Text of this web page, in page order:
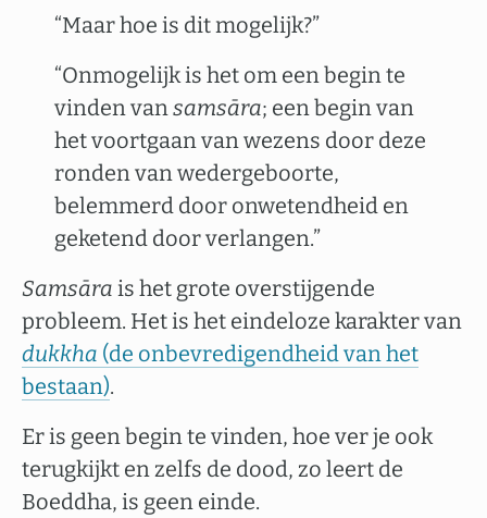
“Maar hoe is dit mogelijk?”
“Onmogelijk is het om een begin te
vinden vansamsāra; een begin van
het voortgaan van wezens door deze
ronden van wedergeboorte,
belemmerd door onwetendheid en
geketend door verlangen.”
Samsāra is het grote overstijgende
probleem. Het is het eindeloze karakter van
dukkha (de onbevredigendheid van het
bestaan).
Er is geen begin te vinden, hoe ver je ook
terugkijkt en zelfs de dood, zo leert de
Boeddha, is geen einde.